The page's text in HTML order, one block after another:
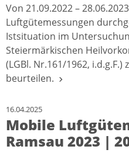
Von 21.09.2022 –
Luftgütemessungen
Istsituation im
Steiermärkischen
(LGBl. Nr.161/1962,
beurteilen.
16.04.2025
Mobile
Ramsau 2023 |